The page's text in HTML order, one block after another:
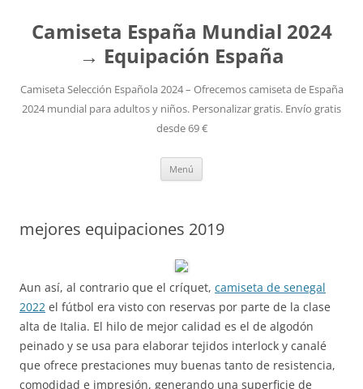
Camiseta España Mundial 2024
→ Equipación España
Camiseta Selección Española 2024 – Ofrecemos camiseta de España
2024 mundial para adultos y niños. Personalizar gratis. Envío gratis
desde 69 €
Menú
mejores equipaciones 2019
Aun así, al contrario que el críquet, camiseta de senegal
2022 el fútbol era visto con reservas por parte de la clase
alta de Italia. El hilo de mejor calidad es el de algodón
peinado y se usa para elaborar tejidos interlock y canalé
que ofrece prestaciones muy buenas tanto de resistencia,
comodidad e impresión, generando una superficie de